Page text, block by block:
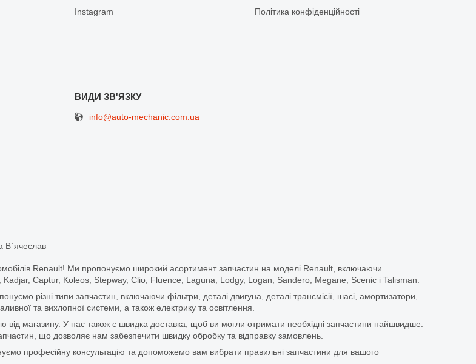
Іnstagram
Політика конфіденційності
В`ячеслав
info@auto-mechanic.com.ua
Renault! Ми пропонуємо широкий асортимент запчастин на моделі Renault, включаючи
Captur, Koleos, Stepway, Clio, Fluence, Laguna, Lodgy, Logan, Sandero, Megane, Scenic і Talisman.
різні типи запчастин, включаючи фільтри, деталі двигуна, деталі трансмісії, шасі, амортизатори,
та вихлопної системи, а також електрику та освітлення.
від магазину. У нас також є швидка доставка, щоб ви могли отримати необхідні запчастини найшвидше.
що дозволяє нам забезпечити швидку обробку та відправку замовлень.
професійну консультацію та допоможемо вам вибрати правильні запчастини для вашого